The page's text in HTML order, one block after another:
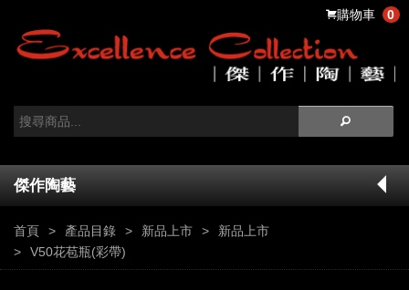
購物車 0
傑作陶藝
首頁 產品目錄 新品上市
新品上市
V50花苞瓶(彩帶)